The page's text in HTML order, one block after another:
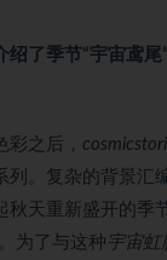
绍了季节“宇宙鸢尾
彩之后，
列。复杂的背景汇
秋天重新盛开的季
为了与这种宇宙虹